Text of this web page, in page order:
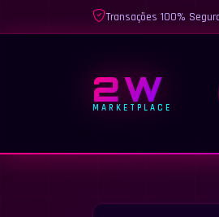
Transações 100%
2W
MARKETPLACE